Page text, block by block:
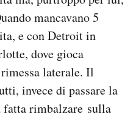
mancavano 5
e con Detroit in
dove gioca
laterale. Il
invece di passare la
fatta rimbalzare sulla